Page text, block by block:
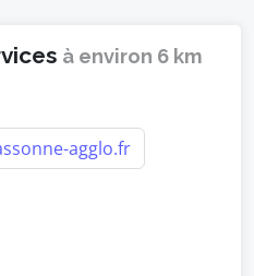
à environ 6 km
agglo.fr